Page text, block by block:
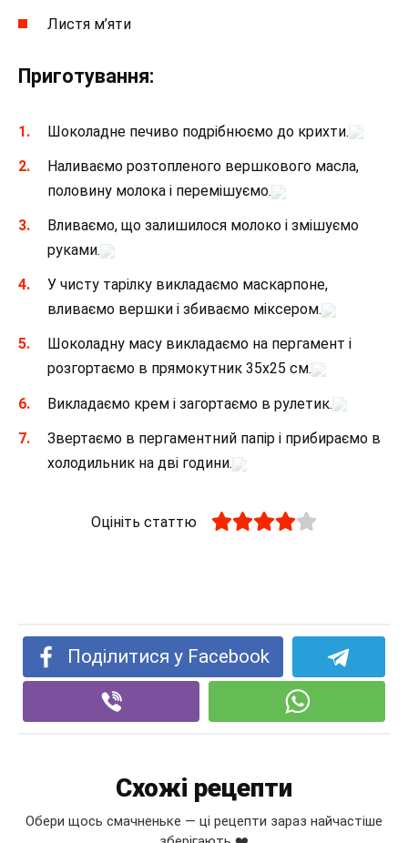
Листя м’яти
Приготування:
Шоколадне печиво подрібнюємо до крихти.
Наливаємо розтопленого вершкового масла,
половину молока і перемішуємо.
Вливаємо, що залишилося молоко і змішуємо
руками.
У чисту тарілку викладаємо маскарпоне,
вливаємо вершки і збиваємо міксером.
Шоколадну масу викладаємо на пергамент і
розгортаємо в прямокутник 35х25 см.
Викладаємо крем і загортаємо в рулетик.
Звертаємо в пергаментний папір і прибираємо в
холодильник на дві години.
Оцініть статтю
Поділитися у Facebook
Схожі рецепти
Обери щось смачненьке — ці рецепти зараз найчастіше